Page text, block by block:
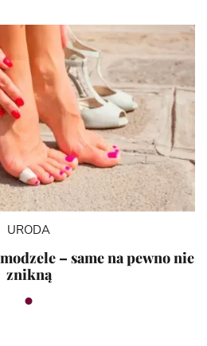
URODA
– same na pewno nie
znikną